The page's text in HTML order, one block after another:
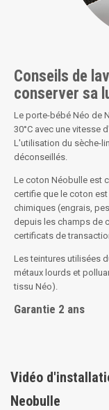
Conseils de
conserver sa
Le porte-bébé Néo de
30°C avec une vitesse
L'utilisation du sèche-
déconseillés.
Le coton Néobulle est
certifie que le coton
chimiques (engrais,
depuis les champs de
certificats de
Les teintures utilisées
métaux lourds et
tissu Néo).
Garantie 2 ans
Vidéo
Neobulle